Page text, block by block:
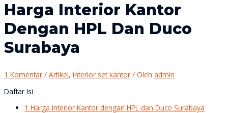
Harga Interior Kantor
Dengan HPL Dan Duco
Surabaya
1 Komentar / Artikel, interior set kantor / Oleh admin
Daftar Isi
1 Harga Interior Kantor dengan HPL dan Duco Surabaya